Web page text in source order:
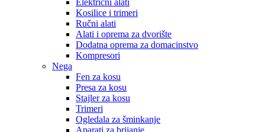
Električni alati
Kosilice i trimeri
Ručni alati
Alati i oprema za dvorište
Dodatna oprema za domacinstvo
Kompresori
Nega
Fen za kosu
Presa za kosu
Stajler za kosu
Trimeri
Ogledala za šminkanje
Aparati za brijanje